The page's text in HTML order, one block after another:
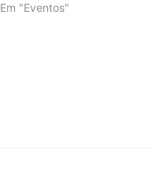
Em "Eventos"